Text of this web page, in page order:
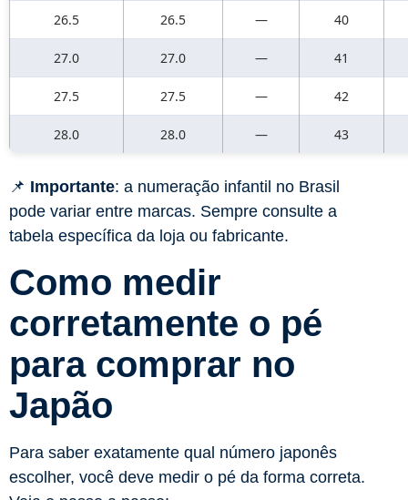
26.5 26.5 — 40
27.0 27.0 — 41
27.5 27.5 — 42
28.0 28.0 — 43
📌 Importante: a numeração infantil no Brasil
pode variar entre marcas. Sempre consulte a
tabela específica da loja ou fabricante.
Como medir
corretamente o pé
para comprar no
Japão
Para saber exatamente qual número japonês
escolher, você deve medir o pé da forma correta.